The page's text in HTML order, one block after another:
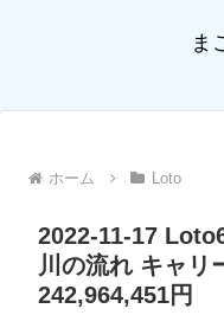
ま
ホーム Loto
2022-11-17
川の流れ キャリ
242,964,451円